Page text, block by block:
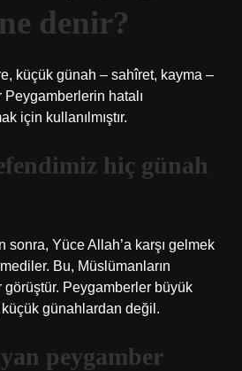
denir?
küçük günah – sahîret, kayma –
hatalı
için kullanılmıştır.
hiç günah
sonra, Yüce Allah’a karşı gelmek
Bu, Müslümanların
görüştür. Peygamberler büyük
günahlardan değil.
peygamber